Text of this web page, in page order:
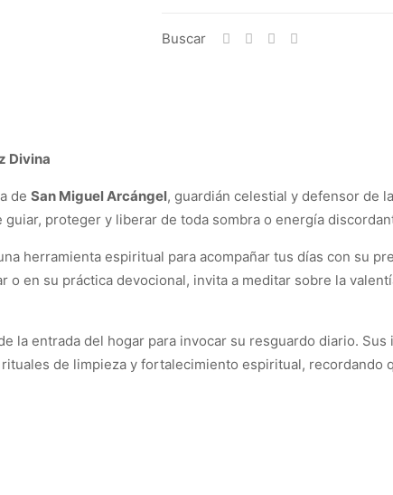
Buscar
Divina
de San Miguel Arcángel, guardián celestial y defensor de
proteger y liberar de toda sombra o energía
herramienta espiritual para acompañar tus días con su
en su práctica devocional, invita a meditar sobre la
la entrada del hogar para invocar su resguardo diario.
de limpieza y fortalecimiento espiritual, recordando